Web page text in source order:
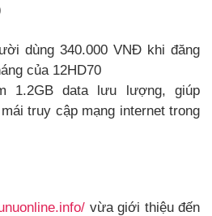
dùng 340.000 VNĐ khi đăng
của 12HD70
1.2GB data lưu lượng, giúp
truy cập mạng internet trong
vừa giới thiệu đến